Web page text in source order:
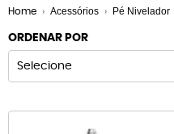
Home Acessórios Pé Nivelador
ORDENAR POR
Selecione